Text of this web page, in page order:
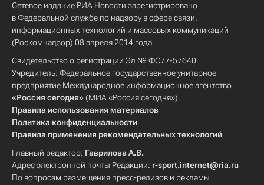
Сетевое издание РИА Новости зарегистрировано
в Федеральной службе по надзору в сфере связи,
информационных технологий и массовых коммуникаций
(Роскомнадзор) 08 апреля 2014 года.
Свидетельство о регистрации Эл № ФС77-57640
Учредитель: Федеральное государственное унитарное
предприятие Международное информационное агентство
«Россия сегодня» (МИА «Россия сегодня»).
Правила использования материалов
Политика конфиденциальности
Правила применения рекомендательных технологий
Главный редактор: Гаврилова А.В.
Адрес электронной почты Редакции: r-sport.internet@ria.ru
По вопросам размещения пресс-релизов и рекламы